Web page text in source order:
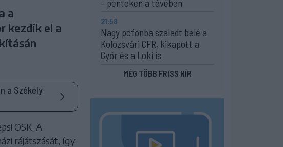
a
kezdik el a
a Székely
OSK. A
rájátszását, így
– pénteken a tévében
21:58
Nagy pofonba szaladt belé a
Kolozsvári CFR, kikapott a
Győr és a Loki is
MÉG TÖBB FRISS HÍR